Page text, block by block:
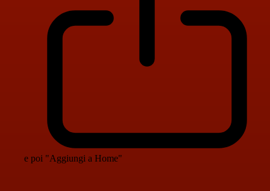
e poi "Aggiungi a Home"